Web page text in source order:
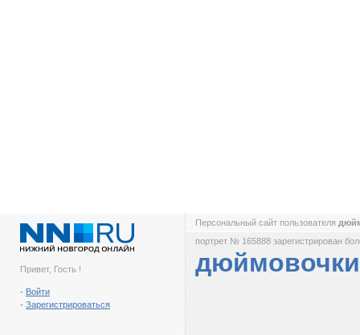
Привет, Гость !
- Войти
- Зарегистрироваться
Персональный сайт пользователя
портрет № 165888 зарегистрирован
дюймовочки